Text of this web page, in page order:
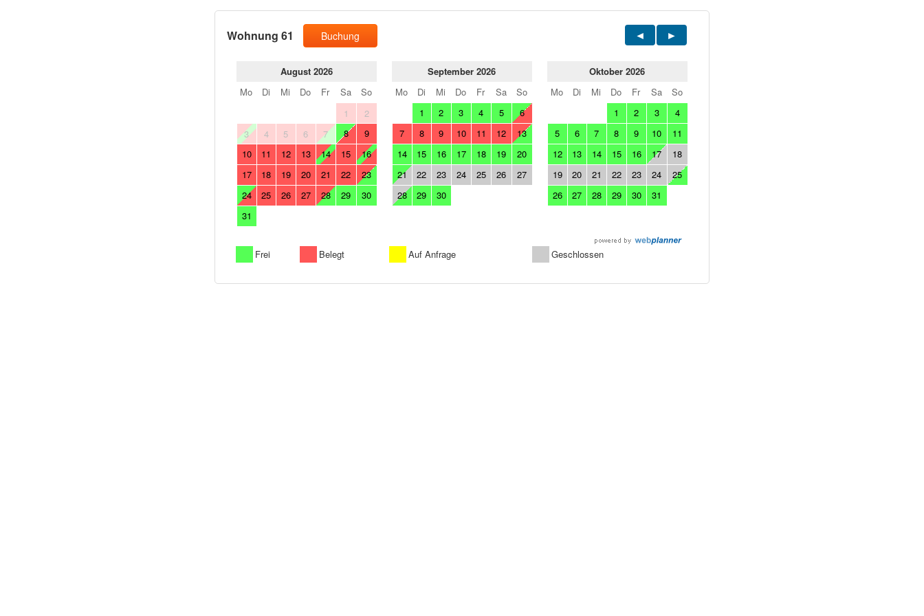
Wohnung 61 Buchung
August 2026
Mo
Di Mi Do Fr Sa
So
1
2
3
4 5 6 7 8
9
10
11 12 13 14 15
16
17
18 19 20 21 22
23
24
25 26 27 28 29
30
31
September 2026
Mo
Di Mi Do Fr Sa
So
1
2 3 4 5
6
7
8 9 10 11 12
13
14
15 16 17 18 19
20
21
22 23 24 25 26
27
28
29 30
Oktober 2026
Mo
Di Mi Do Fr Sa
So
1
2 3
4
5
6 7 8 9 10
11
12
13 14 15 16 17
18
19
20 21 22 23 24
25
26
27 28 29 30 31
Frei Belegt Auf Anfrage Geschlossen